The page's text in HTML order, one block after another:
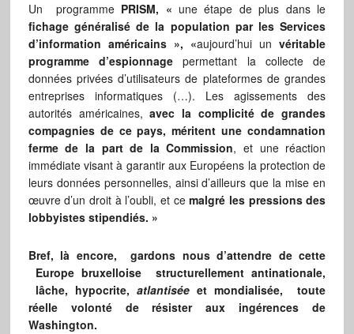
Un programme PRISM, « une étape de plus dans le
fichage généralisé de la population par les Services
d’information américains », «aujourd’hui unvéritable
programme d’espionnage permettant la collecte de
données privées d’utilisateurs de plateformes de grandes
entreprises informatiques (…). Les agissements des
autorités américaines,avec la complicité de grandes
compagnies de ce pays, méritent une condamnation
ferme de la part de la Commission, et une réaction
immédiate visant à garantir aux Européens la protection de
leurs données personnelles, ainsi d’ailleurs que la mise en
œuvre d’un droit à l’oubli, et cemalgré les pressions des
lobbyistes stipendiés. »
Bref, là encore, gardons nous d’attendre de cette
Europe bruxelloise
structurellement antinationale,
lâche, hypocrite, atlantiséeet mondialisée, toute
réelle volonté de résister aux ingérences de
Washington.